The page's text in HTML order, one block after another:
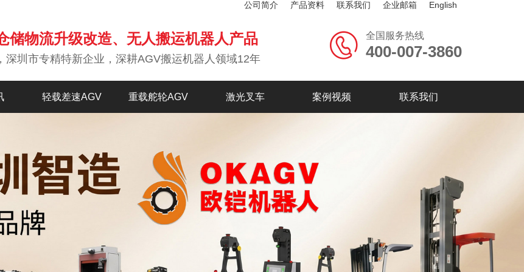
公司简介 产品资料 联系我们 企业邮箱 English
储物流升级改造、无人搬运机器人产品
深圳市专精特新企业，深耕AGV搬运机器人领域12年
全国服务热线
400-007-3860
轻载差速AGV 重载舵轮AGV 激光叉车 案例视频 联系我们